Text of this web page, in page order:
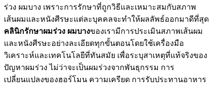
ร่วง ผมบาง เพราะการรักษาที่ถูกวิธีและเหมาะสมกับสภาพ
เส้นผมและหนังศีรษะแต่ละบุคคลจะทำให้ผลลัพธ์ออกมาดีที่สุด
คลินิกรักษาผมร่วง ผมบางของเรามีการประเมินสภาพเส้นผม
และหนังศีรษะอย่างละเอียดทุกขั้นตอนโดยใช้เครื่องมือ
วิเคราะห์และเทคโนโลยีที่ทันสมัย เพื่อระบุสาเหตุที่แท้จริงของ
ปัญหาผมร่วง ไม่ว่าจะเป็นผมร่วงจากพันธุกรรม การ
เปลี่ยนแปลงของฮอร์โมน ความเครียด การรับประทานอาหาร